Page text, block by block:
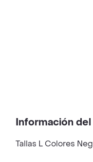
Información
Tallas L Colores